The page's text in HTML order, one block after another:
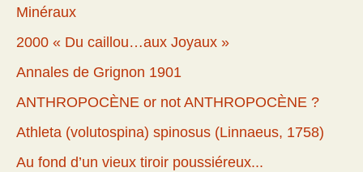
Minéraux
2000 « Du caillou…aux Joyaux »
Annales de Grignon 1901
ANTHROPOCÈNE or not ANTHROPOCÈNE ?
Athleta (volutospina) spinosus (Linnaeus, 1758)
Au fond d’un vieux tiroir poussiéreux...